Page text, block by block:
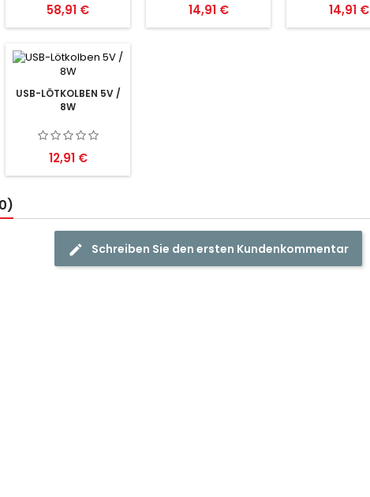
Preis
58,91 € Preis
14,91 € Preis
14,91 €
USB-LÖTKOLBEN 5V /
8W
Preis
12,91 €
Schreiben Sie den ersten Kundenkommentar